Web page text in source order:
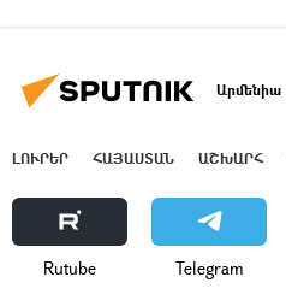
Արմենիա
ԼՈՒՐԵՐ ՀԱՅԱՍՏԱՆ ԱՇԽԱՐՀ
Rutube Telegram